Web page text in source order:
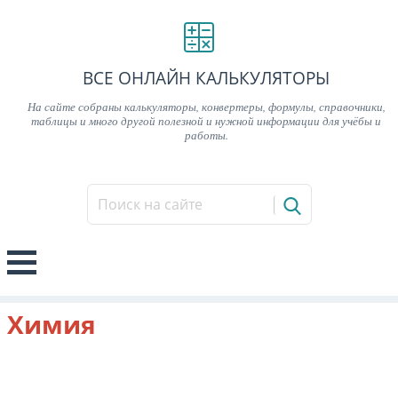
ВСЕ ОНЛАЙН КАЛЬКУЛЯТОРЫ
На сайте собраны калькуляторы, конвертеры, формулы, справочники,
таблицы и много другой полезной и нужной информации для учёбы и
работы.
Химия